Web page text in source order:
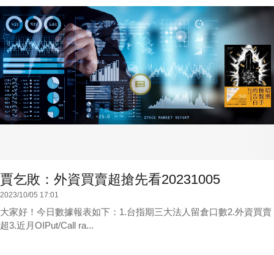
賈乞敗：外資買賣超搶先看20231005
2023/10/05 17:01
大家好！今日數據報表如下：1.台指期三大法人留倉口數2.外資買賣
超3.近月OIPut/Call ra...